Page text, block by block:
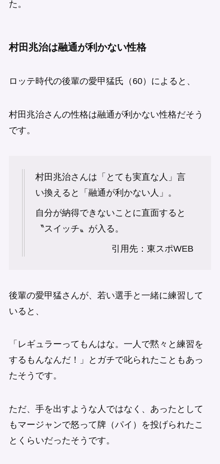
た。
村田兆治は融通が利かない性格
ロッテ時代の後輩の愛甲猛氏（60）によると、
村田兆治さんの性格は融通が利かない性格だそう
です。
村田兆治さんは「とても実直な人」言
い換えると「融通が利かない人」。
自分が納得できないことに直面すると
〝スイッチ〟が入る。
引用先：東スポWEB
後輩の愛甲猛さんが、若い選手と一緒に練習して
いると、
「レギュラーってもんはな。一人で黙々と練習を
するもんなんだ！」とガチで叱られたこともあっ
たそうです。
ただ、手を出すような人ではなく、あったとして
もマージャンで怒って牌（パイ）を投げられたこ
とくらいだったそうです。